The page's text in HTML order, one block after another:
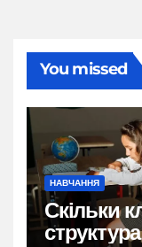
You missed
НАВЧАННЯ
Скільки